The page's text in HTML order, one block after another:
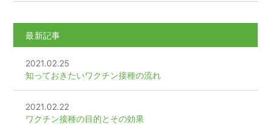
最新記事
2021.02.25
知っておきたいワクチン接種の流れ
2021.02.22
ワクチン接種の目的とその効果